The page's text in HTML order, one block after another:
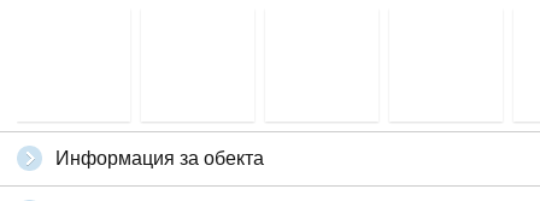
Информация за обекта